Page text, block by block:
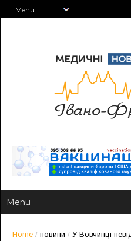
Home / новини / У Вовчинці